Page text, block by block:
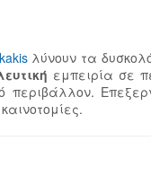
λύνουν τα
εμπειρία σε
περιβάλλον.